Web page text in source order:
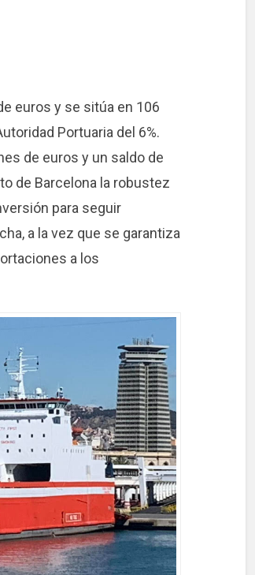
euros y se sitúa en 106
Portuaria del 6%.
de euros y un saldo de
de Barcelona la robustez
para seguir
a la vez que se garantiza
a los